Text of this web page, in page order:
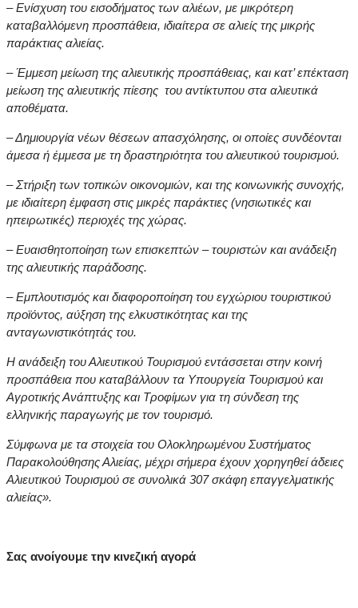
– Ενίσχυση του εισοδήματος των αλιέων, με μικρότερη
καταβαλλόμενη προσπάθεια, ιδιαίτερα σε αλιείς της μικρής
παράκτιας αλιείας.
– Έμμεση μείωση της αλιευτικής προσπάθειας, και κατ’ επέκταση
μείωση της αλιευτικής πίεσης του αντίκτυπου στα αλιευτικά
αποθέματα.
– Δημιουργία νέων θέσεων απασχόλησης, οι οποίες συνδέονται
άμεσα ή έμμεσα με τη δραστηριότητα του αλιευτικού τουρισμού.
– Στήριξη των τοπικών οικονομιών, και της κοινωνικής συνοχής,
με ιδιαίτερη έμφαση στις μικρές παράκτιες (νησιωτικές και
ηπειρωτικές) περιοχές της χώρας.
– Ευαισθητοποίηση των επισκεπτών – τουριστών και ανάδειξη
της αλιευτικής παράδοσης.
– Εμπλουτισμός και διαφοροποίηση του εγχώριου τουριστικού
προϊόντος, αύξηση της ελκυστικότητας και της
ανταγωνιστικότητάς του.
Η ανάδειξη του Αλιευτικού Τουρισμού εντάσσεται στην κοινή
προσπάθεια που καταβάλλουν τα Υπουργεία Τουρισμού και
Αγροτικής Ανάπτυξης και Τροφίμων για τη σύνδεση της
ελληνικής παραγωγής με τον τουρισμό.
Σύμφωνα με τα στοιχεία του Ολοκληρωμένου Συστήματος
Παρακολούθησης Αλιείας, μέχρι σήμερα έχουν χορηγηθεί άδειες
Αλιευτικού Τουρισμού σε συνολικά 307 σκάφη επαγγελματικής
αλιείας».
Σας ανοίγουμε την κινεζική αγορά